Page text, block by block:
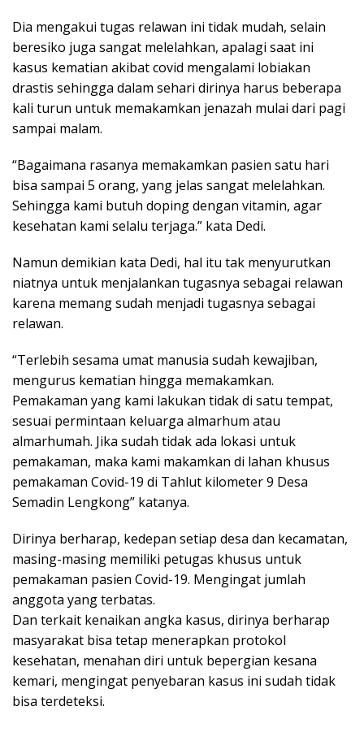
Dia mengakui tugas relawan ini tidak mudah, selain
beresiko juga sangat melelahkan, apalagi saat ini
kasus kematian akibat covid mengalami lobiakan
drastis sehingga dalam sehari dirinya harus beberapa
kali turun untuk memakamkan jenazah mulai dari pagi
sampai malam.
“Bagaimana rasanya memakamkan pasien satu hari
bisa sampai 5 orang, yang jelas sangat melelahkan.
Sehingga kami butuh doping dengan vitamin, agar
kesehatan kami selalu terjaga.” kata Dedi.
Namun demikian kata Dedi, hal itu tak menyurutkan
niatnya untuk menjalankan tugasnya sebagai relawan
karena memang sudah menjadi tugasnya sebagai
relawan.
“Terlebih sesama umat manusia sudah kewajiban,
mengurus kematian hingga memakamkan.
Pemakaman yang kami lakukan tidak di satu tempat,
sesuai permintaan keluarga almarhum atau
almarhumah. Jika sudah tidak ada lokasi untuk
pemakaman, maka kami makamkan di lahan khusus
pemakaman Covid-19 di Tahlut kilometer 9 Desa
Semadin Lengkong” katanya.
Dirinya berharap, kedepan setiap desa dan kecamatan,
masing-masing memiliki petugas khusus untuk
pemakaman pasien Covid-19. Mengingat jumlah
anggota yang terbatas.
Dan terkait kenaikan angka kasus, dirinya berharap
masyarakat bisa tetap menerapkan protokol
kesehatan, menahan diri untuk bepergian kesana
kemari, mengingat penyebaran kasus ini sudah tidak
bisa terdeteksi.